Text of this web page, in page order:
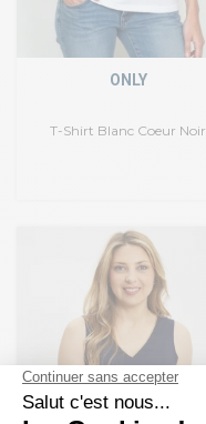
T-Shirt Blanc Coeur Noir
ONLY